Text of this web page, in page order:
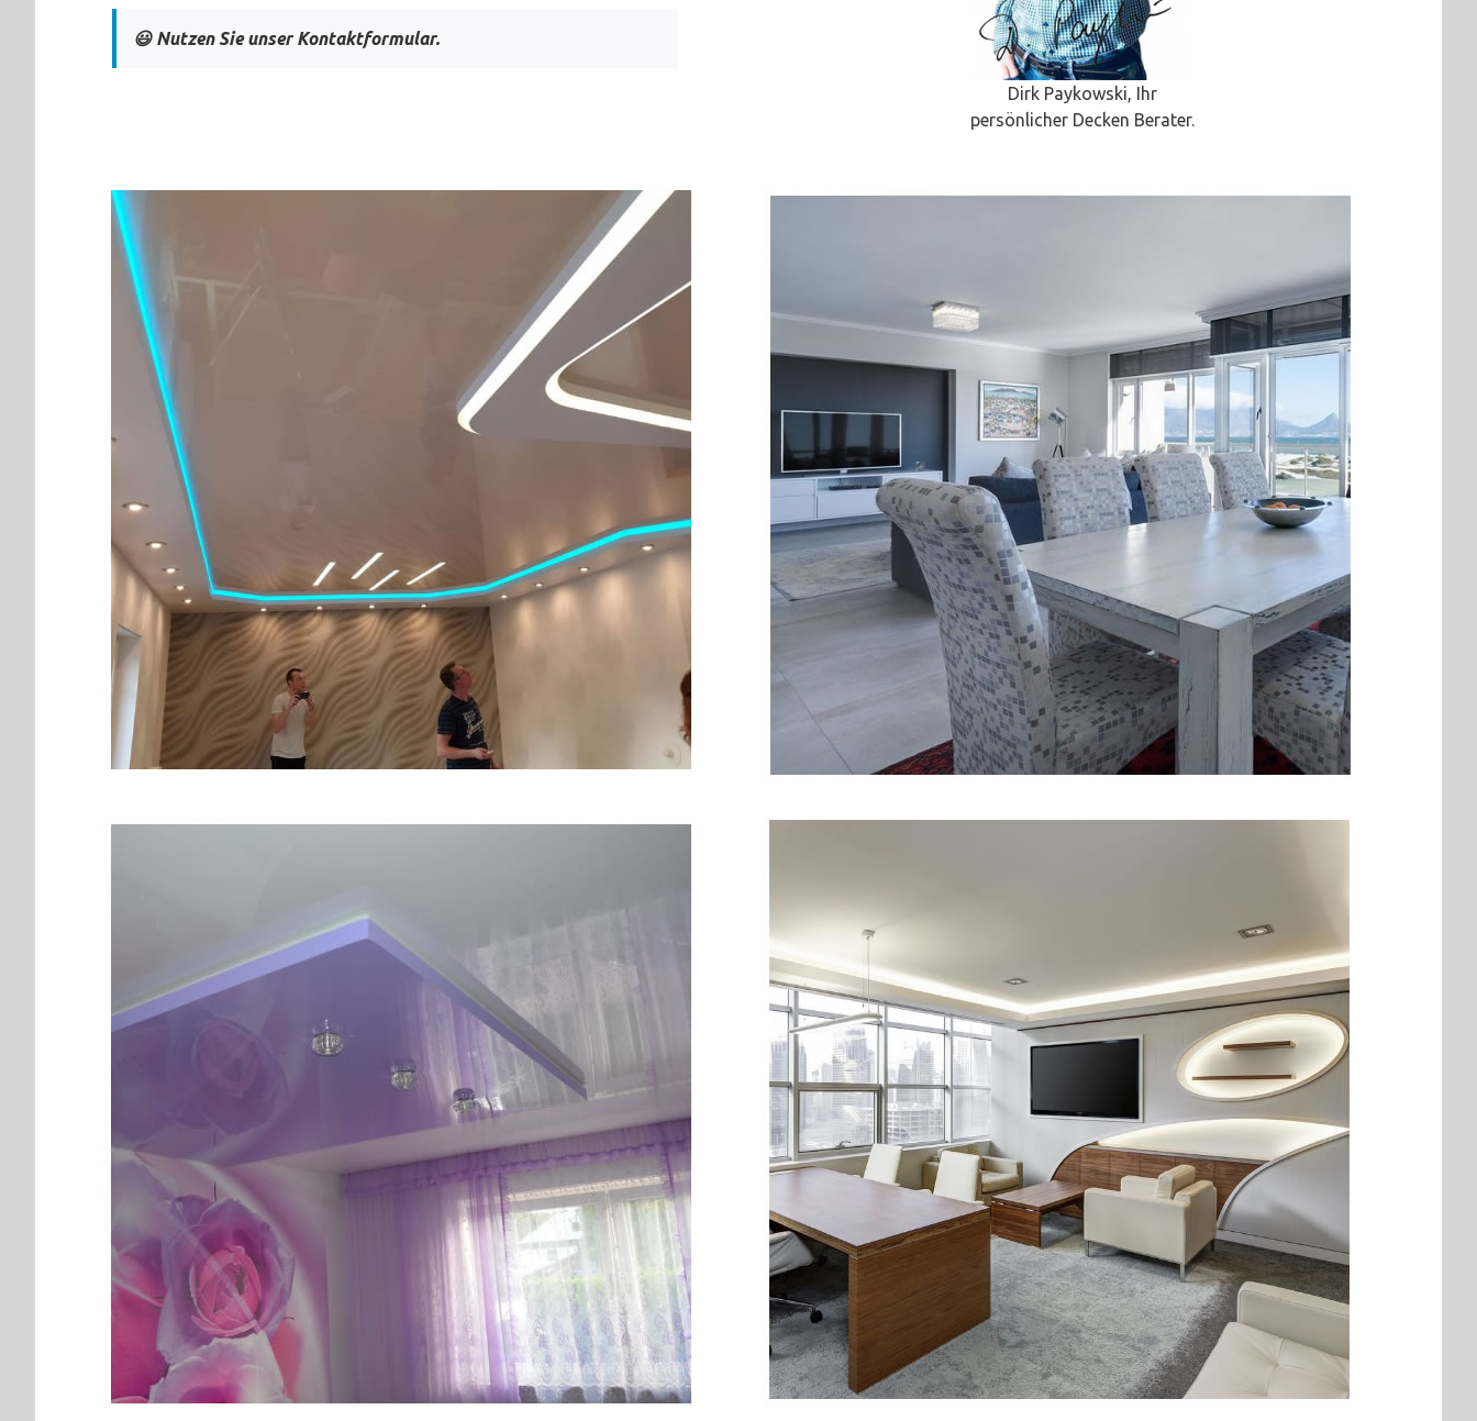
😃 Nutzen Sie unser Kontaktformular.
Dirk Paykowski, Ihr
persönlicher Decken Berater.